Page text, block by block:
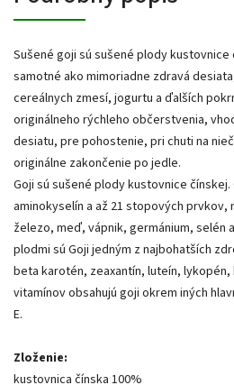
Sušené goji sú sušené plody kustovnice
samotné ako mimoriadne zdravá
cereálnych zmesí, jogurtu a ďalších
originálneho rýchleho občerstvenia,
desiatu, pre pohostenie, pri chuti na
originálne zakončenie po jedle.
Goji sú sušené plody kustovnice čínskej.
aminokyselín a až 21 stopových
železo, meď, vápnik, germánium, selén
plodmi sú Goji jedným z najbohatších
beta karotén, zeaxantín, luteín,
vitamínov obsahujú goji okrem iných
E.
Zloženie:
kustovnica čínska 100%